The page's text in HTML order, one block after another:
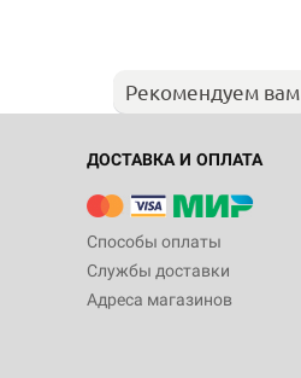
Рекомендуем вам
ДОСТАВКА И ОПЛАТА
Способы оплаты
Службы доставки
Адреса магазинов